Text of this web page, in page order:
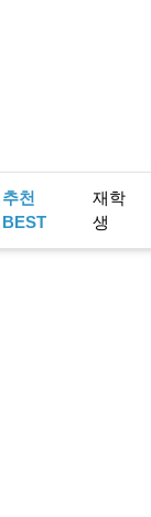
추천
BEST
재학
생